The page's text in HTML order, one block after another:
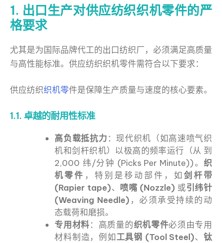
1. 出口生产对供应纺织织机零件的严
格要求
尤其是为国际品牌代工的出口纺织厂，必须满足高质量
与高性能标准。供应纺织织机零件需符合以下要求：
供应纺织织机零件是保障生产质量与速度的核心要素。
1.1. 卓越的耐用性标准
高负载抵抗力 ：现代织机（如高速喷气织
机和剑杆织机）以极高的频率运行（从 到
2,000 纬/分钟 (Picks Per Minute))。 织
机零件 ，特别是移动部件，如剑杆带
(Rapier tape)、 喷嘴 (Nozzle) 或引纬针
(Weaving Needle)，必须承受持续的动
态载荷和磨损。
专用材料：高质量的织机零件必须由专用
材料制造，例如工具钢 (Tool Steel)、钛